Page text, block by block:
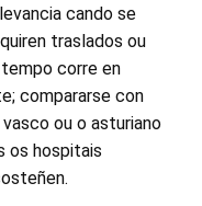
cando se
traslados ou
corre en
compararse con
ou o asturiano
os hospitais